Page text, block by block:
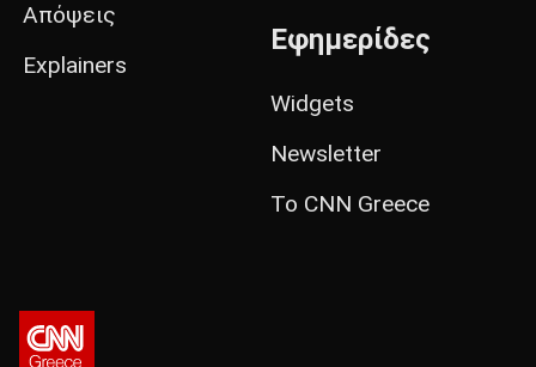
Απόψεις
Explainers
Εφημερίδες
Widgets
Newsletter
Το CNN Greece